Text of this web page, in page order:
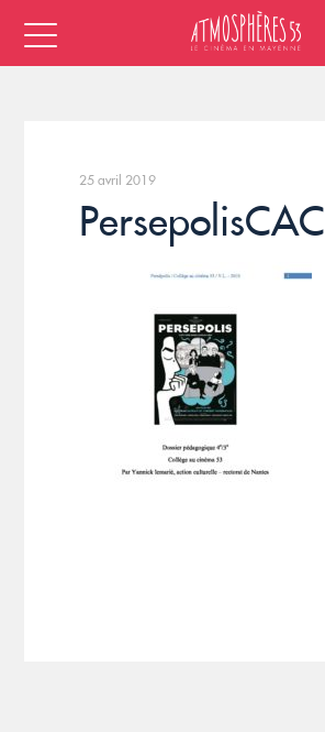
25 avril 2019
PersepolisCAC